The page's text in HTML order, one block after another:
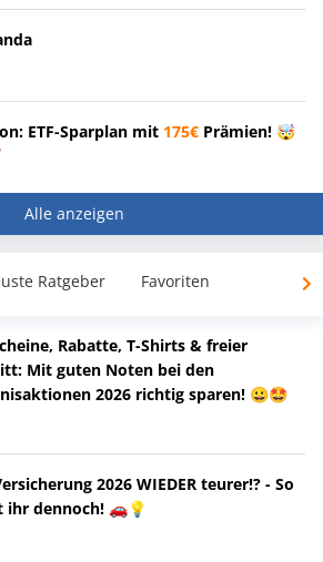
ETF-Sparplan mit 175€ Prämien! 🤯
Alle anzeigen
Ratgeber Favoriten
Rabatte, T-Shirts & freier
Mit guten Noten bei den
2026 richtig sparen! 😀🤩
2026 WIEDER teurer!? - So
ihr dennoch! 🚗💡